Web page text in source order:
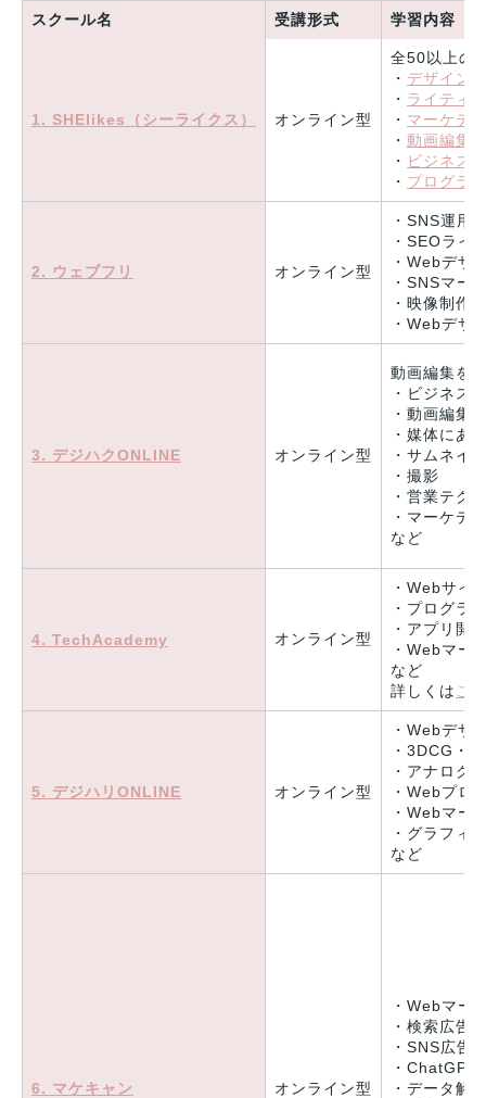
スクール名 受講形式 学習内容
1. SHElikes（シーライクス） オンライン型
全50以上の
・ デザイン
・ ライティ
・ マーケテ
・ 動画編集
・ ビジネス
・ プログラ
2. ウェブフリ オンライン型
・SNS運用
・SEOライ
・Webデザ
・SNSマー
・映像制作
・Webデザ
3. デジハクONLINE オンライン型
動画編集を
・ビジネス
・動画編集
・媒体にあ
・サムネイ
・撮影
・営業テク
・マーケテ
など
4. TechAcademy オンライン型
・Webサイ
・プログラ
・アプリ開
・Webマー
など
詳しくは こ
5. デジハリONLINE オンライン型
・Webデザ
・3DCG・
・アナログ
・Webプロ
・Webマー
・グラフィ
など
6. マケキャン オンライン型
・Webマー
・検索広告
・SNS広告
・ChatGPT
・データ解